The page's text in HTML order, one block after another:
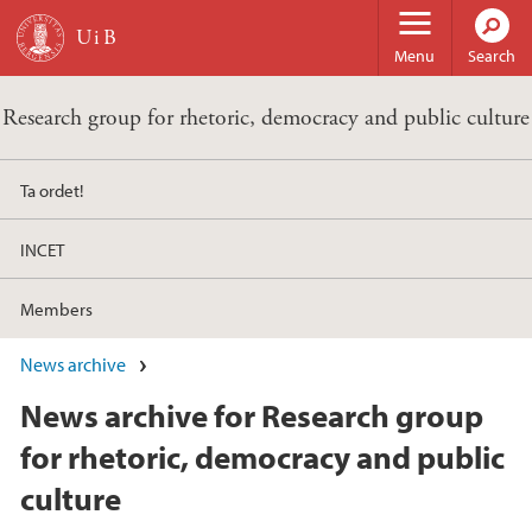
Skip to main content
Menu Search
Research group for rhetoric, democracy and public culture
Ta ordet!
INCET
Members
News archive
News archive for Research group
for rhetoric, democracy and public
culture